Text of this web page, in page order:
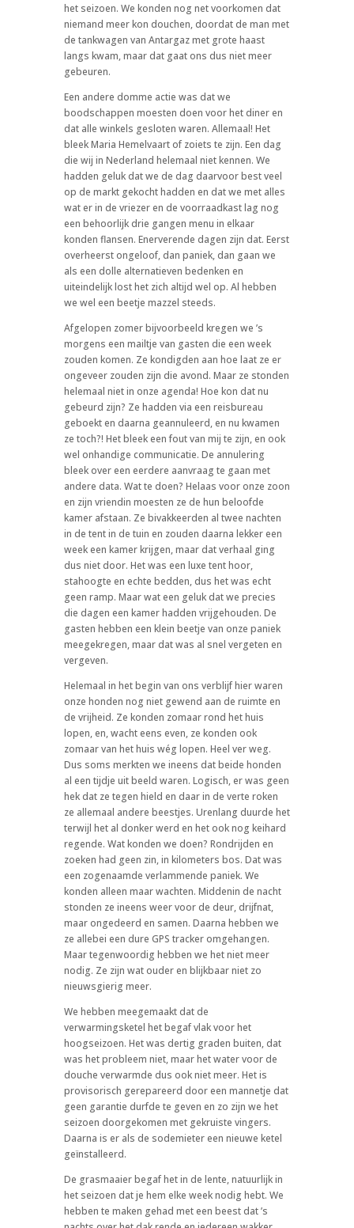
het seizoen. We konden nog net voorkomen dat
niemand meer kon douchen, doordat de man met
de tankwagen van Antargaz met grote haast
langs kwam, maar dat gaat ons dus niet meer
gebeuren.
Een andere domme actie was dat we
boodschappen moesten doen voor het diner en
dat alle winkels gesloten waren. Allemaal! Het
bleek Maria Hemelvaart of zoiets te zijn. Een dag
die wij in Nederland helemaal niet kennen. We
hadden geluk dat we de dag daarvoor best veel
op de markt gekocht hadden en dat we met alles
wat er in de vriezer en de voorraadkast lag nog
een behoorlijk drie gangen menu in elkaar
konden flansen. Enerverende dagen zijn dat. Eerst
overheerst ongeloof, dan paniek, dan gaan we
als een dolle alternatieven bedenken en
uiteindelijk lost het zich altijd wel op. Al hebben
we wel een beetje mazzel steeds.
Afgelopen zomer bijvoorbeeld kregen we ’s
morgens een mailtje van gasten die een week
zouden komen. Ze kondigden aan hoe laat ze er
ongeveer zouden zijn die avond. Maar ze stonden
helemaal niet in onze agenda! Hoe kon dat nu
gebeurd zijn? Ze hadden via een reisbureau
geboekt en daarna geannuleerd, en nu kwamen
ze toch?! Het bleek een fout van mij te zijn, en ook
wel onhandige communicatie. De annulering
bleek over een eerdere aanvraag te gaan met
andere data. Wat te doen? Helaas voor onze zoon
en zijn vriendin moesten ze de hun beloofde
kamer afstaan. Ze bivakkeerden al twee nachten
in de tent in de tuin en zouden daarna lekker een
week een kamer krijgen, maar dat verhaal ging
dus niet door. Het was een luxe tent hoor,
stahoogte en echte bedden, dus het was echt
geen ramp. Maar wat een geluk dat we precies
die dagen een kamer hadden vrijgehouden. De
gasten hebben een klein beetje van onze paniek
meegekregen, maar dat was al snel vergeten en
vergeven.
Helemaal in het begin van ons verblijf hier waren
onze honden nog niet gewend aan de ruimte en
de vrijheid. Ze konden zomaar rond het huis
lopen, en, wacht eens even, ze konden ook
zomaar van het huis wég lopen. Heel ver weg.
Dus soms merkten we ineens dat beide honden
al een tijdje uit beeld waren. Logisch, er was geen
hek dat ze tegen hield en daar in de verte roken
ze allemaal andere beestjes. Urenlang duurde het
terwijl het al donker werd en het ook nog keihard
regende. Wat konden we doen? Rondrijden en
zoeken had geen zin, in kilometers bos. Dat was
een zogenaamde verlammende paniek. We
konden alleen maar wachten. Middenin de nacht
stonden ze ineens weer voor de deur, drijfnat,
maar ongedeerd en samen. Daarna hebben we
ze allebei een dure GPS tracker omgehangen.
Maar tegenwoordig hebben we het niet meer
nodig. Ze zijn wat ouder en blijkbaar niet zo
nieuwsgierig meer.
We hebben meegemaakt dat de
verwarmingsketel het begaf vlak voor het
hoogseizoen. Het was dertig graden buiten, dat
was het probleem niet, maar het water voor de
douche verwarmde dus ook niet meer. Het is
provisorisch gerepareerd door een mannetje dat
geen garantie durfde te geven en zo zijn we het
seizoen doorgekomen met gekruiste vingers.
Daarna is er als de sodemieter een nieuwe ketel
geïnstalleerd.
De grasmaaier begaf het in de lente, natuurlijk in
het seizoen dat je hem elke week nodig hebt. We
hebben te maken gehad met een beest dat ’s